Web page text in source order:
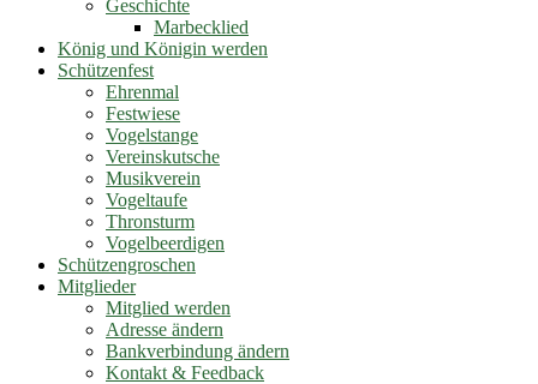
Geschichte
Marbecklied
König und Königin werden
Schützenfest
Ehrenmal
Festwiese
Vogelstange
Vereinskutsche
Musikverein
Vogeltaufe
Thronsturm
Vogelbeerdigen
Schützengroschen
Mitglieder
Mitglied werden
Adresse ändern
Bankverbindung ändern
Kontakt & Feedback